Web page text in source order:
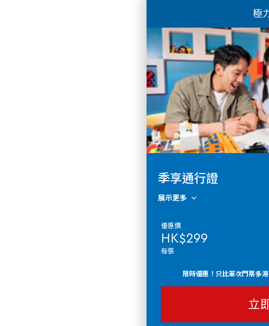
極
季享通行證
展示更多
優惠價
HK$299
每張
限時優惠！只比單次門票多
立